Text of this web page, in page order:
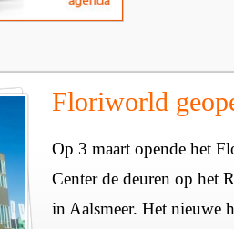
Floriworld
Op 3 maart opende het
Center de deuren op het
in Aalsmeer. Het nieuwe